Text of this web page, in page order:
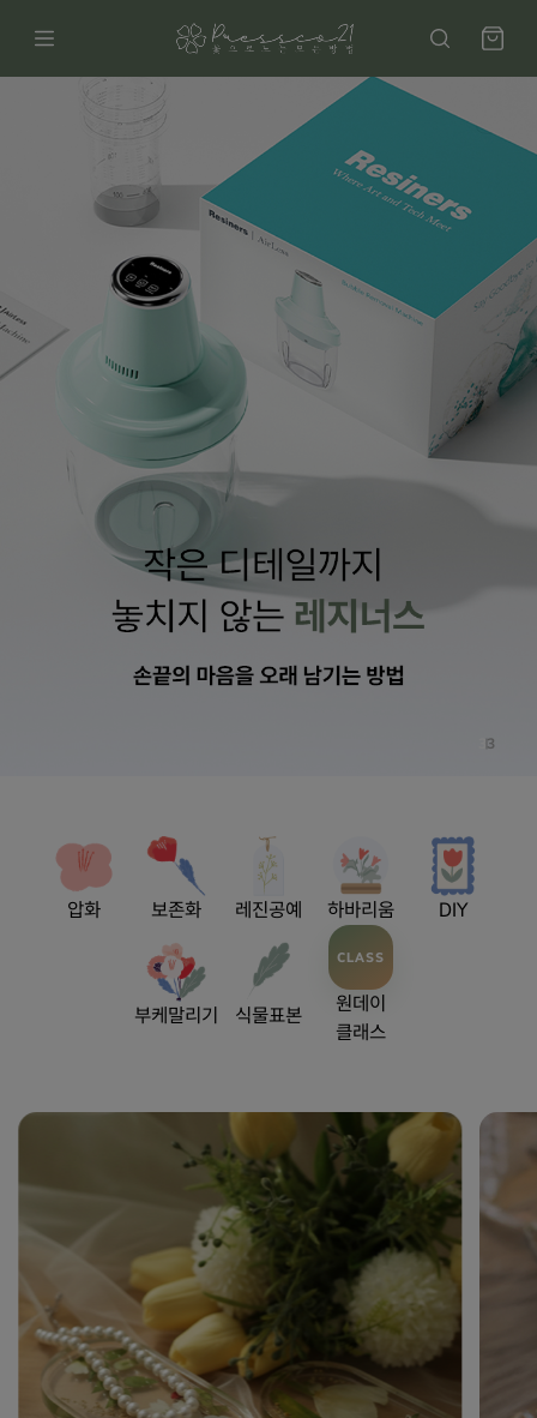
3
압화 보존화 레진공예 하바리움 DIY
부케말리기 식물표본
CLASS
원데이
클래스